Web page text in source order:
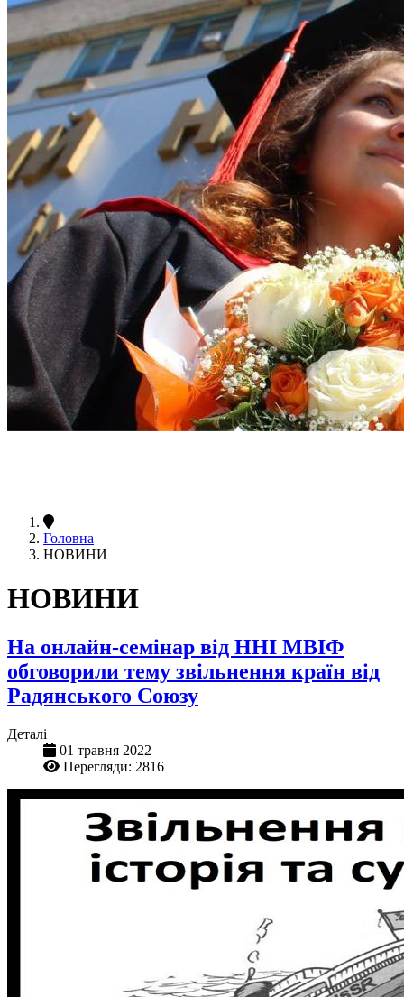
Головна
НОВИНИ
НОВИНИ
На онлайн-семінар від ННІ МВІФ
обговорили тему звільнення країн від
Радянського Союзу
Деталі
01 травня 2022
Перегляди: 2816